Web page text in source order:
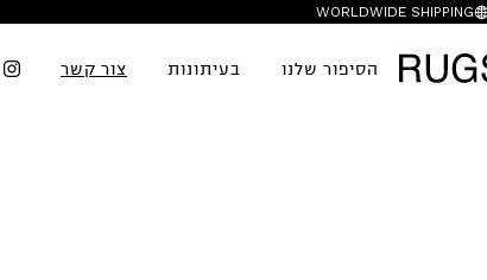
WORLDWIDE SHIPPING
הסיפור שלנו בעיתונות צור קשר